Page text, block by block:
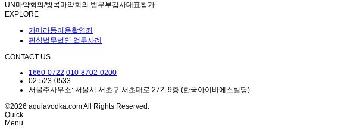
UN마약회의/방콕마약회의 법무부검사대표참가
EXPLORE
카메라등이용촬영죄
판심법무법인 업무사례
CONTACT US
1660-0722 010-8702-0200
02-523-0533
서울주사무소: 서울시 서초구 서초대로 272, 9층 (한국아이비에스빌딩)
©2026 aqulavodka.com All Rights Reserved.
Quick
Menu